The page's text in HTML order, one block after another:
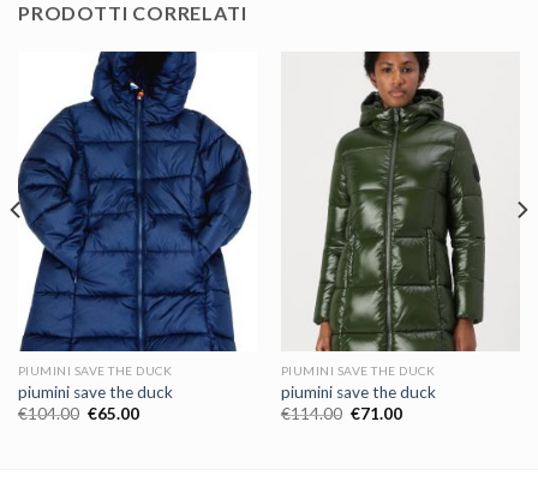
PRODOTTI CORRELATI
PIUMINI SAVE THE DUCK
piumini save the duck
€104.00 €65.00
PIUMINI SAVE THE DUCK
piumini save the duck
€114.00 €71.00